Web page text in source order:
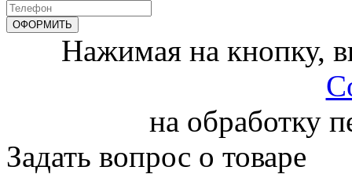
Нажимая на кнопку,
на обработку
Задать вопрос о товаре